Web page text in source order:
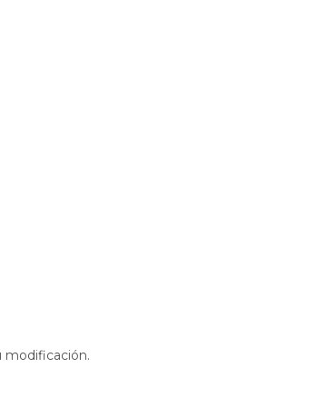
modificación.